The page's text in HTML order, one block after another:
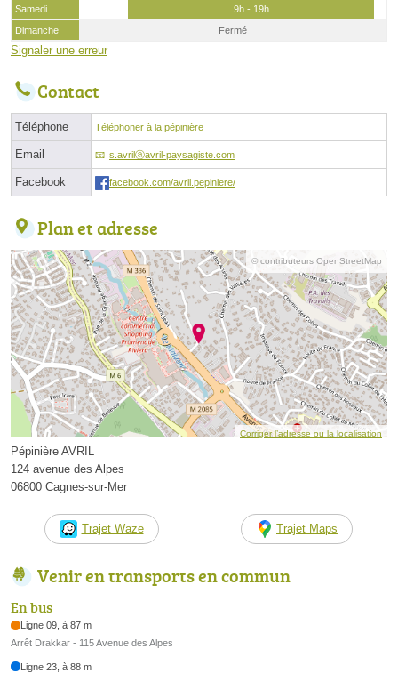
Samedi
9h - 19h
Dimanche
Fermé
Signaler une erreur
Contact
Téléphone Téléphoner à la pépinière
Email s.avrilⓐavril-paysagiste.com
Facebook facebook.com/avril.pepiniere/
Plan et adresse
© contributeurs OpenStreetMap
Corriger l’adresse ou la localisation
Pépinière AVRIL
124 avenue des Alpes
06800 Cagnes-sur-Mer
Trajet Waze Trajet Maps
Venir en transports en commun
En bus
Ligne 09, à 87 m
Arrêt Drakkar - 115 Avenue des Alpes
Ligne 23, à 88 m